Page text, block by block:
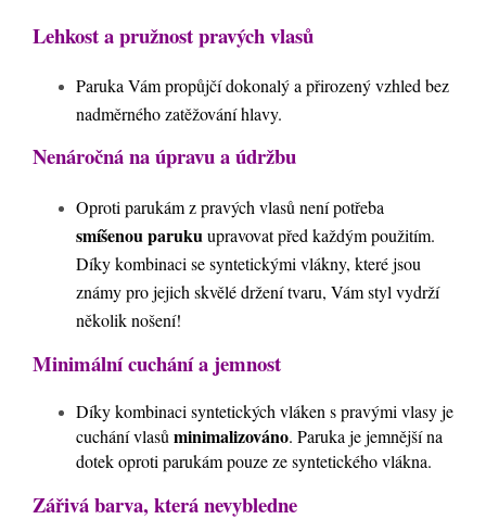
Lehkost a pružnost pravých vlasů
Paruka Vám propůjčí dokonalý a přirozený vzhled bez
nadměrného zatěžování hlavy.
Nenáročná na úpravu a údržbu
Oproti parukám z pravých vlasů není potřeba
smíšenou paruku upravovat před každým použitím.
Díky kombinaci se syntetickými vlákny, které jsou
známy pro jejich skvělé držení tvaru, Vám styl vydrží
několik nošení!
Minimální cuchání a jemnost
Díky kombinaci syntetických vláken s pravými vlasy je
cuchání vlasů minimalizováno. Paruka je jemnější na
dotek oproti parukám pouze ze syntetického vlákna.
Zářivá barva, která nevybledne